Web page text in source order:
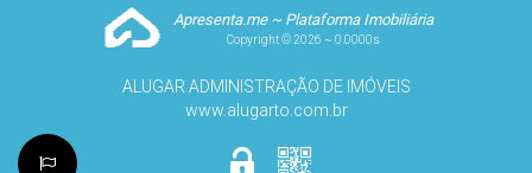
Apresenta.me ~ Plataforma Imobiliária
Copyright © 2026 ~ 0.0000s
ALUGAR ADMINISTRAÇÃO DE IMÓVEIS
www.alugarto.com.br